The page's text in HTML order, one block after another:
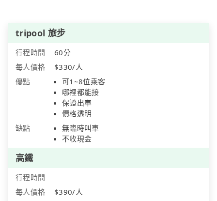
tripool 旅步
行程時間
60分
每人價格
$330/人
優點
可1~8位乘客
哪裡都能接
保證出車
價格透明
缺點
無臨時叫車
不收現金
高鐵
行程時間
每人價格
$390/人